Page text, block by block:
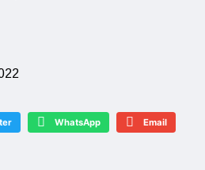
WhatsApp Email